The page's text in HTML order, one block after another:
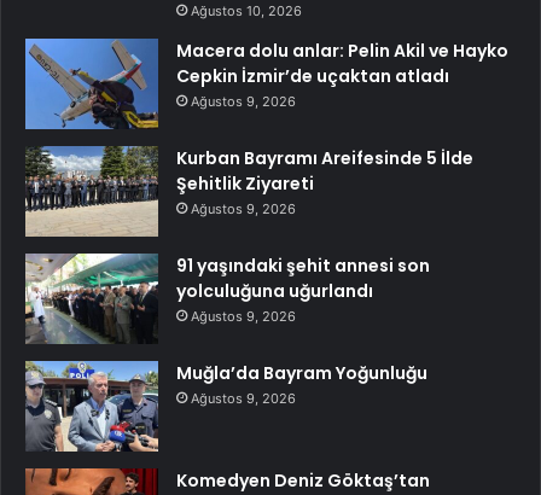
Ağustos 10, 2026
Macera dolu anlar: Pelin Akil ve Hayko
Cepkin İzmir’de uçaktan atladı
Ağustos 9, 2026
Kurban Bayramı Areifesinde 5 İlde
Şehitlik Ziyareti
Ağustos 9, 2026
91 yaşındaki şehit annesi son
yolculuğuna uğurlandı
Ağustos 9, 2026
Muğla’da Bayram Yoğunluğu
Ağustos 9, 2026
Komedyen Deniz Göktaş’tan